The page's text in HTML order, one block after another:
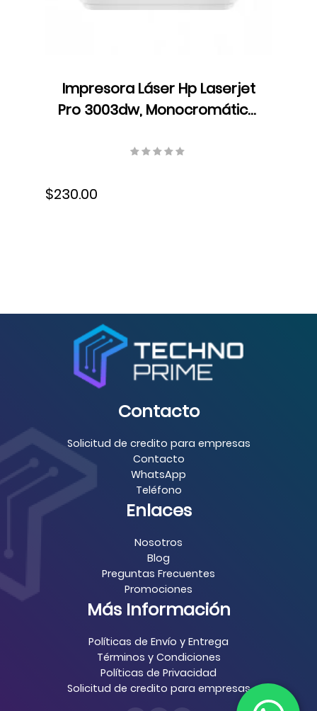
Impresora Láser Hp Laserjet
Pro 3003dw, Monocromática,
$230.00
Contacto
Solicitud de credito para empresas
Contacto
WhatsApp
Teléfono
Enlaces
Nosotros
Blog
Preguntas Frecuentes
Promociones
Más Información
Políticas de Envío y Entrega
Términos y Condiciones
Políticas de Privacidad
Solicitud de credito para empresas